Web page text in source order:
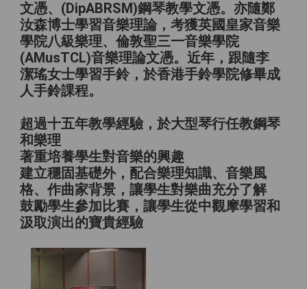
文憑、(DipABRSM)鋼琴教學文憑。亦隨鄭
汝森博士學習音樂理論，考獲英國皇家音樂
學院八級樂理、倫敦聖三一音樂學院
(AMusTCL)音樂理論文憑。近年，跟隨李
潔瑤女士學習手鈴，於香港手鈴學院修畢成
人手鈴課程。
超過十五年教學經驗，於大型琴行任教鋼琴
和樂理
著重培養學生對音樂的興趣
建立穩固基礎外，配合樂理知識、音樂風
格、作曲家背景，讓學生對樂曲充分了解
鼓勵學生參加比賽，讓學生從中觀摩學習和
汲取演出的寶貴經驗